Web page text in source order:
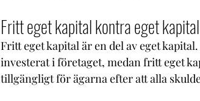
Fritt eget kapital kontra eget kapital
Fritt eget kapital är en del av eget
investerat i företaget, medan fritt eget
tillgängligt för ägarna efter att alla